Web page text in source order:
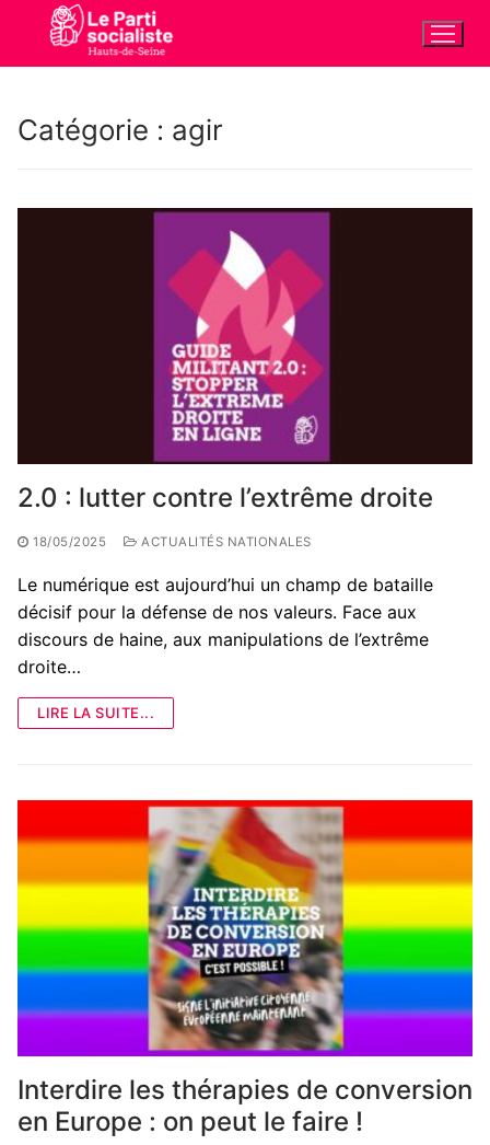
contenu
Catégorie : agir
2.0 : lutter contre l’extrême droite
18/05/2025 ACTUALITÉS NATIONALES
Le numérique est aujourd’hui un champ de bataille
décisif pour la défense de nos valeurs. Face aux
discours de haine, aux manipulations de l’extrême
droite…
LIRE LA SUITE...
Interdire les thérapies de conversion
en Europe : on peut le faire !